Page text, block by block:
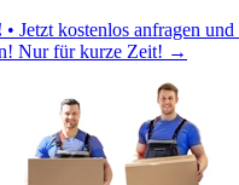
• Jetzt kostenlos anfragen
Nur für kurze Zeit! →